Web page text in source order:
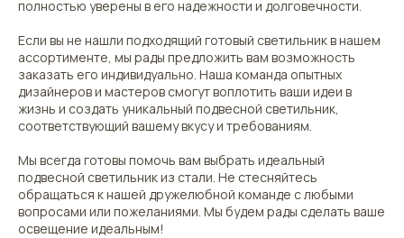
полностью уверены в его надежности и долговечности.
Если вы не нашли подходящий готовый светильник в нашем
ассортименте, мы рады предложить вам возможность
заказать его индивидуально. Наша команда опытных
дизайнеров и мастеров смогут воплотить ваши идеи в
жизнь и создать уникальный подвесной светильник,
соответствующий вашему вкусу и требованиям.
Мы всегда готовы помочь вам выбрать идеальный
подвесной светильник из стали. Не стесняйтесь
обращаться к нашей дружелюбной команде с любыми
вопросами или пожеланиями. Мы будем рады сделать ваше
освещение идеальным!